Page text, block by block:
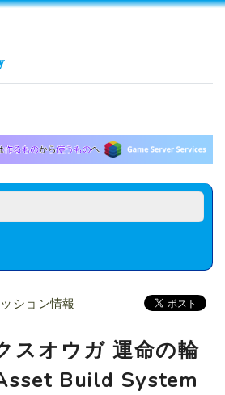
ション情報
スオウガ 運命の輪
Build System